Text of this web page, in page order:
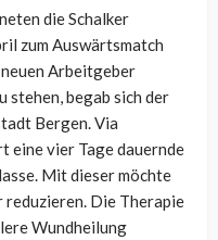
die Schalker
zum Auswärtsmatch
Arbeitgeber
stehen, begab sich der
Bergen. Via
eine vier Tage dauernde
Mit dieser möchte
reduzieren. Die Therapie
Wundheilung